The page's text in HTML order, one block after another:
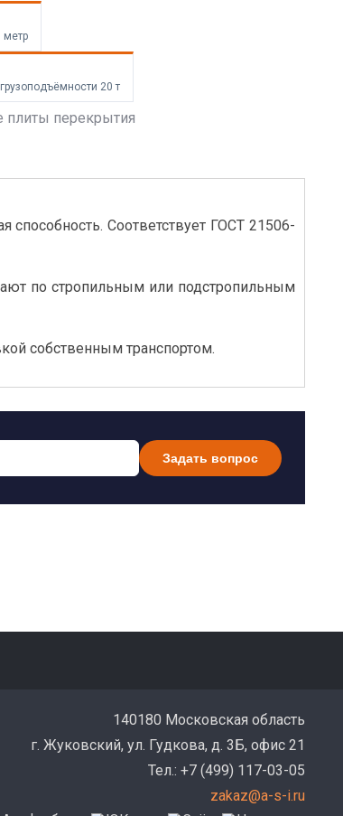
метр
20 т
плиты перекрытия
способность. Соответствует ГОСТ 21506-
по стропильным или подстропильным
собственным транспортом.
Задать вопрос
140180 Московская область
г. Жуковский, ул. Гудкова, д. 3Б, офис 21
Тел.: +7 (499) 117-03-05
zakaz@a-s-i.ru